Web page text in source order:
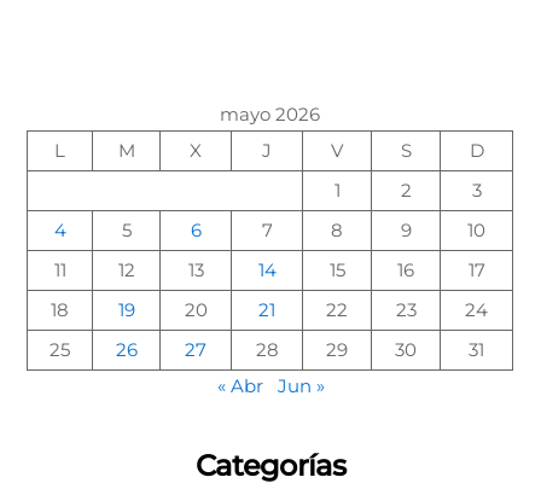
mayo 2026
L
M X J V S
D
1
2
3
4
5 6 7 8 9
10
11
12 13 14 15 16
17
18
19 20 21 22 23
24
25
26 27 28 29 30
31
« Abr
Jun »
Categorías